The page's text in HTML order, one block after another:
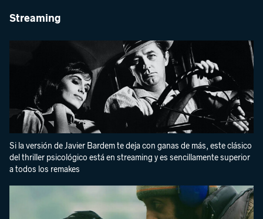
Streaming
Si la versión de Javier Bardem te deja con ganas de más, este clásico
del thriller psicológico está en streaming y es sencillamente superior
a todos los remakes